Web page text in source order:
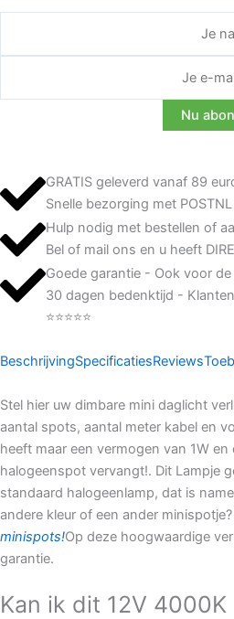
GRATIS geleverd vanaf 89
Snelle bezorging met
Hulp nodig met bestellen of
Bel of mail ons en u heeft
Goede garantie - Ook voor
30 dagen bedenktijd -
⭐⭐⭐⭐⭐
BeschrijvingSpecificatiesReviews
Stel hier uw dimbare mini daglicht
aantal spots, aantal meter kabel en
heeft maar een vermogen van 1W en
halogeenspot vervangt!. Dit Lampje
standaard halogeenlamp, dat is
andere kleur of een ander
minispots!Op deze hoogwaardige
garantie.
Kan ik dit 12V